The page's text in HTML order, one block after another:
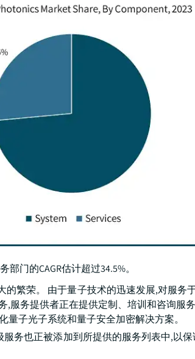
门的CAGR估计超过34.5%。
繁荣。 由于量子技术的迅速发展,对服务
,服务提供者正在提供定制、培训和咨询服
子光子系统和量子安全加密解决方案。
务也正被添加到所提供的服务列表中,以